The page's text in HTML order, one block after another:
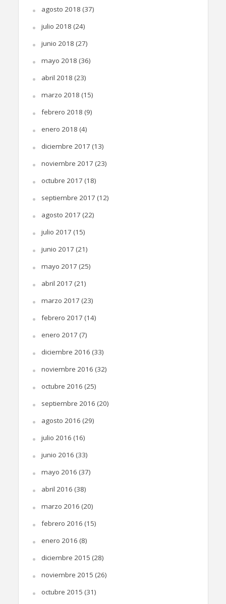
agosto 2018 (37)
julio 2018 (24)
junio 2018 (27)
mayo 2018 (36)
abril 2018 (23)
marzo 2018 (15)
febrero 2018 (9)
enero 2018 (4)
diciembre 2017 (13)
noviembre 2017 (23)
octubre 2017 (18)
septiembre 2017 (12)
agosto 2017 (22)
julio 2017 (15)
junio 2017 (21)
mayo 2017 (25)
abril 2017 (21)
marzo 2017 (23)
febrero 2017 (14)
enero 2017 (7)
diciembre 2016 (33)
noviembre 2016 (32)
octubre 2016 (25)
septiembre 2016 (20)
agosto 2016 (29)
julio 2016 (16)
junio 2016 (33)
mayo 2016 (37)
abril 2016 (38)
marzo 2016 (20)
febrero 2016 (15)
enero 2016 (8)
diciembre 2015 (28)
noviembre 2015 (26)
octubre 2015 (31)